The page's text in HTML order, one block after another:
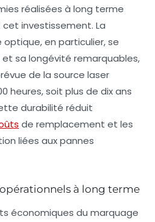
réalisées à long terme
investissement. La
en particulier, se
sa longévité remarquables,
de la source laser
heures, soit plus de dix ans
durabilité réduit
de remplacement et les
liées aux pannes
à long terme
économiques du marquage